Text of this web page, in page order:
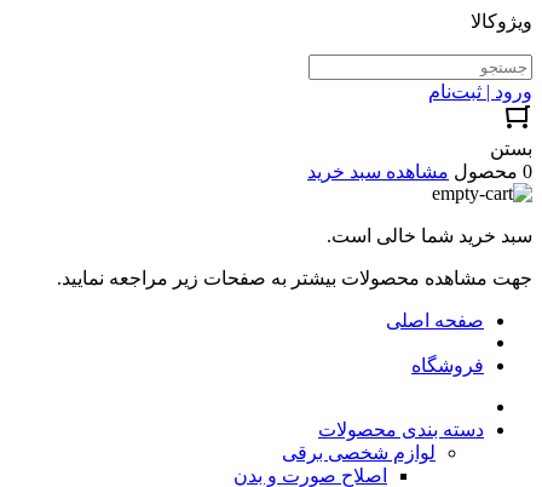
ویژوکالا
ورود | ثبت‌نام
بستن
0 محصول
مشاهده سبد خرید
سبد خرید شما خالی است.
جهت مشاهده محصولات بیشتر به صفحات زیر مراجعه نمایید.
صفحه اصلی
فروشگاه
دسته بندی محصولات
لوازم شخصی برقی
اصلاح صورت و بدن